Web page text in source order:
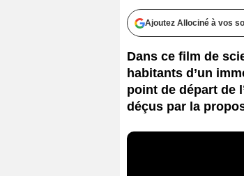
Ajoutez Allociné à vos
Dans ce film de
habitants d’un
point de départ de
déçus par la